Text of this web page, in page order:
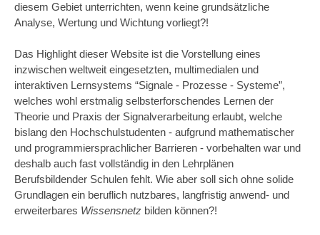
diesem Gebiet unterrichten, wenn keine grundsätzliche
Analyse, Wertung und Wichtung vorliegt?!
Das Highlight dieser Website ist die Vorstellung eines
inzwischen weltweit eingesetzten, multimedialen und
interaktiven Lernsystems “Signale - Prozesse - Systeme”,
welches wohl erstmalig selbsterforschendes Lernen der
Theorie und Praxis der Signalverarbeitung erlaubt, welche
bislang den Hochschulstudenten - aufgrund mathematischer
und programmiersprachlicher Barrieren - vorbehalten war und
deshalb auch fast vollständig in den Lehrplänen
Berufsbildender Schulen fehlt. Wie aber soll sich ohne solide
Grundlagen ein beruflich nutzbares, langfristig anwend- und
erweiterbares Wissensnetz bilden können?!